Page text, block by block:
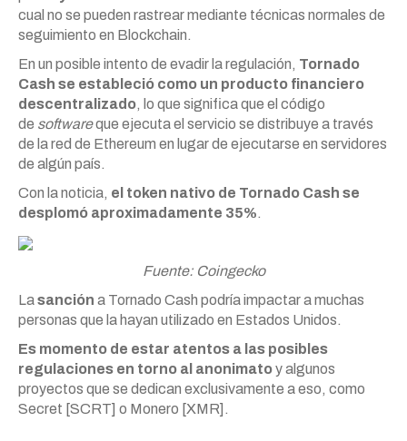
cual no se pueden rastrear mediante técnicas normales de
seguimiento en Blockchain.
En un posible intento de evadir la regulación, Tornado
Cash se estableció como un producto financiero
descentralizado, lo que significa que el código
de softwareque ejecuta el servicio se distribuye a través
de la red de Ethereum en lugar de ejecutarse en servidores
de algún país.
Con la noticia, el token nativo de Tornado Cash se
desplomó aproximadamente 35%.
Fuente: Coingecko
Lasanción a Tornado Cash podría impactar a muchas
personas que la hayan utilizado en Estados Unidos.
Es momento de estar atentos a las posibles
regulaciones en torno al anonimatoy algunos
proyectos que se dedican exclusivamente a eso, como
Secret [SCRT] o Monero [XMR].